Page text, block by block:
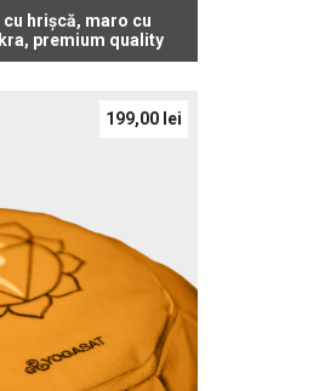
hrișcă, maro cu
premium quality
199,00 lei